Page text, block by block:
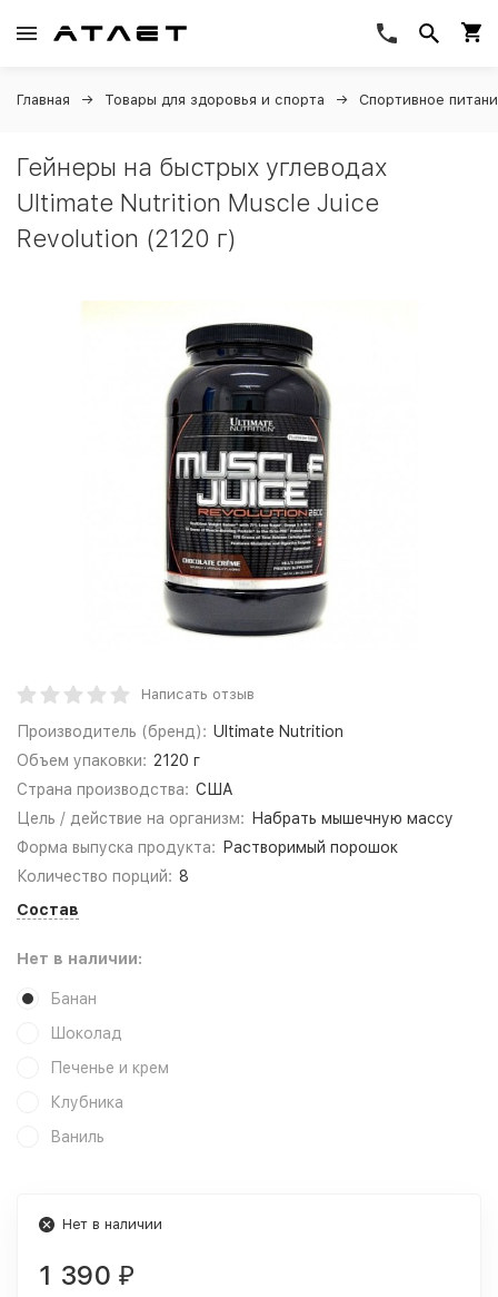
Главная Товары для здоровья и спорта Спортивное
Гейнеры на быстрых углеводах
Ultimate Nutrition Muscle Juice
Revolution (2120 г)
Написать отзыв
Производитель (бренд): Ultimate Nutrition
Объем упаковки: 2120 г
Страна производства: США
Цель / действие на организм:
Набрать мышечную массу
Форма выпуска продукта:
Растворимый порошок
Количество порций: 8
Состав
Нет в наличии:
Банан
Шоколад
Печенье и крем
Клубника
Ваниль
Нет в наличии
1 390 ₽